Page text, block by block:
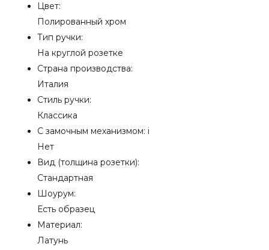
розетке
полированный
Цвет:
Полированный хром
Тип ручки:
На круглой розетке
Страна производства:
Италия
Стиль ручки:
Классика
С замочным механизмом: i
Нет
Вид (толщина розетки):
Стандартная
Шоурум:
Есть образец
Материал:
Латунь